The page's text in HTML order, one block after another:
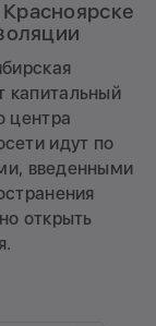
капитальный
центра
идут по
введенными
открыть